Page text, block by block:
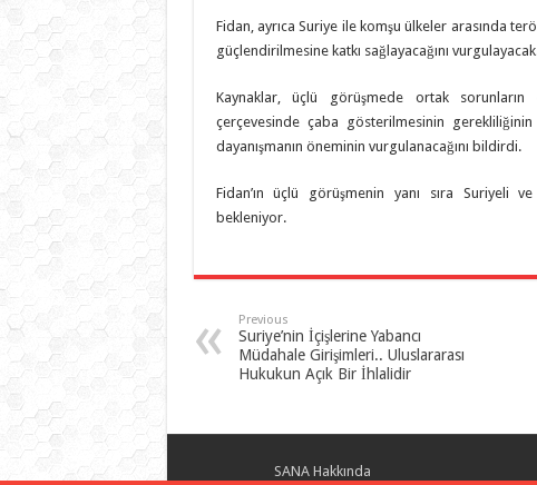
Fidan, ayrıca Suriye ile komşu ülkeler arasında
güçlendirilmesine katkı sağlayacağını
Kaynaklar, üçlü görüşmede ortak sorunların
çerçevesinde çaba gösterilmesinin
dayanışmanın öneminin vurgulanacağını bildirdi.
Fidan’ın üçlü görüşmenin yanı sıra Suriyeli
bekleniyor.
Previous
Suriye’nin İçişlerine Yabancı
Müdahale Girişimleri.. Uluslararası
Hukukun Açık Bir İhlalidir
SANA Hakkında